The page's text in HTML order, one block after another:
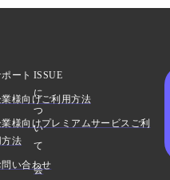
ISSUE
に
つ
い
て
会
ート
業様向けご利用方法
業様向けプレミアムサービスご利
方法
問い合わせ